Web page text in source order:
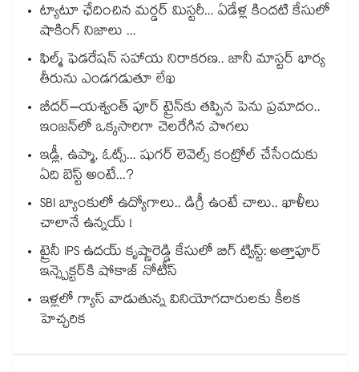
ట్యాటూ ఛేదించిన మర్డర్ మిస్టరీ... ఏడేళ్ల కిందటి కేసులో
షాకింగ్ నిజాలు ...
ఫిల్మ్ ఫెడరేషన్ సహాయ నిరాకరణ.. జానీ మాస్టర్ భార్య
తీరును ఎండగడుతూ లేఖ
బీదర్–యశ్వంత్ పూర్ ట్రైన్‎కు తప్పిన పెను ప్రమాదం..
ఇంజన్‎లో ఒక్కసారిగా చెలరేగిన పొగలు
ఇడ్లీ, ఉప్మా, ఓట్స్... షుగర్ లెవెల్స్ కంట్రోల్ చేసేందుకు
ఏది బెస్ట్ అంటే...?
SBI బ్యాంకులో ఉద్యోగాలు.. డిగ్రీ ఉంటే చాలు.. ఖాళీలు
చాలానే ఉన్నయ్ !
ట్రైనీ IPS ఉదయ్ కృష్ణారెడ్డి కేసులో బిగ్ ట్విస్ట్: అత్తాపూర్
ఇన్స్పెక్టర్‎కి షోకాజ్ నోటీస్
ఇళ్లలో గ్యాస్ వాడుతున్న వినియోగదారులకు కీలక
హెచ్చరిక